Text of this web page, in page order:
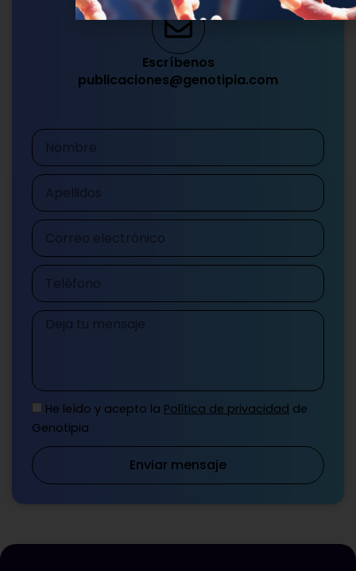
Escríbenos
publicaciones@genotipia.com
Nombre
Apellidos
Correo
electrónico
Teléfono
Mensaje
He leído y acepto la Política de privacidad de
Genotipia
Enviar mensaje